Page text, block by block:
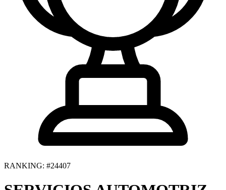
RANKING: #24407